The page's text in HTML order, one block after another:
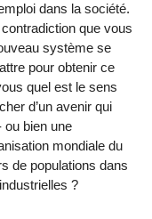
dans la société.
contradiction que vous
système se
pour obtenir ce
quel est le sens
d’un avenir qui
ou bien une
mondiale du
de populations dans
?